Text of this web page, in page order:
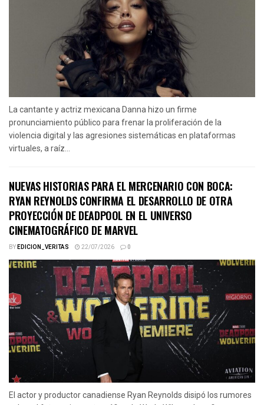
La cantante y actriz mexicana Danna hizo un firme
pronunciamiento público para frenar la proliferación de la
violencia digital y las agresiones sistemáticas en plataformas
virtuales, a raíz...
NUEVAS HISTORIAS PARA EL MERCENARIO CON BOCA:
RYAN REYNOLDS CONFIRMA EL DESARROLLO DE OTRA
PROYECCIÓN DE DEADPOOL EN EL UNIVERSO
CINEMATOGRÁFICO DE MARVEL
BYEDICION_VERITAS 22/07/2026 0
El actor y productor canadiense Ryan Reynolds disipó los rumores